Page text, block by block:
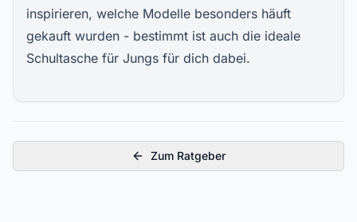
inspirieren, welche Modelle besonders häuft
gekauft wurden - bestimmt ist auch die ideale
Schultasche für Jungs für dich dabei.
Zum Ratgeber